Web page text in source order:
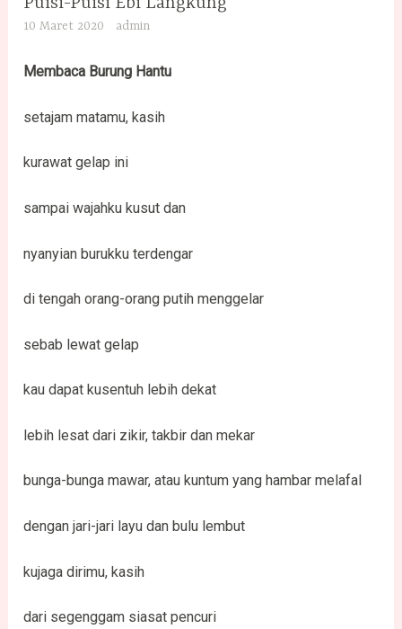
10 Maret 2020 admin
Membaca Burung Hantu
setajam matamu, kasih
kurawat gelap ini
sampai wajahku kusut dan
nyanyian burukku terdengar
di tengah orang-orang putih menggelar
sebab lewat gelap
kau dapat kusentuh lebih dekat
lebih lesat dari zikir, takbir dan mekar
bunga-bunga mawar, atau kuntum yang hambar melafal
dengan jari-jari layu dan bulu lembut
kujaga dirimu, kasih
dari segenggam siasat pencuri